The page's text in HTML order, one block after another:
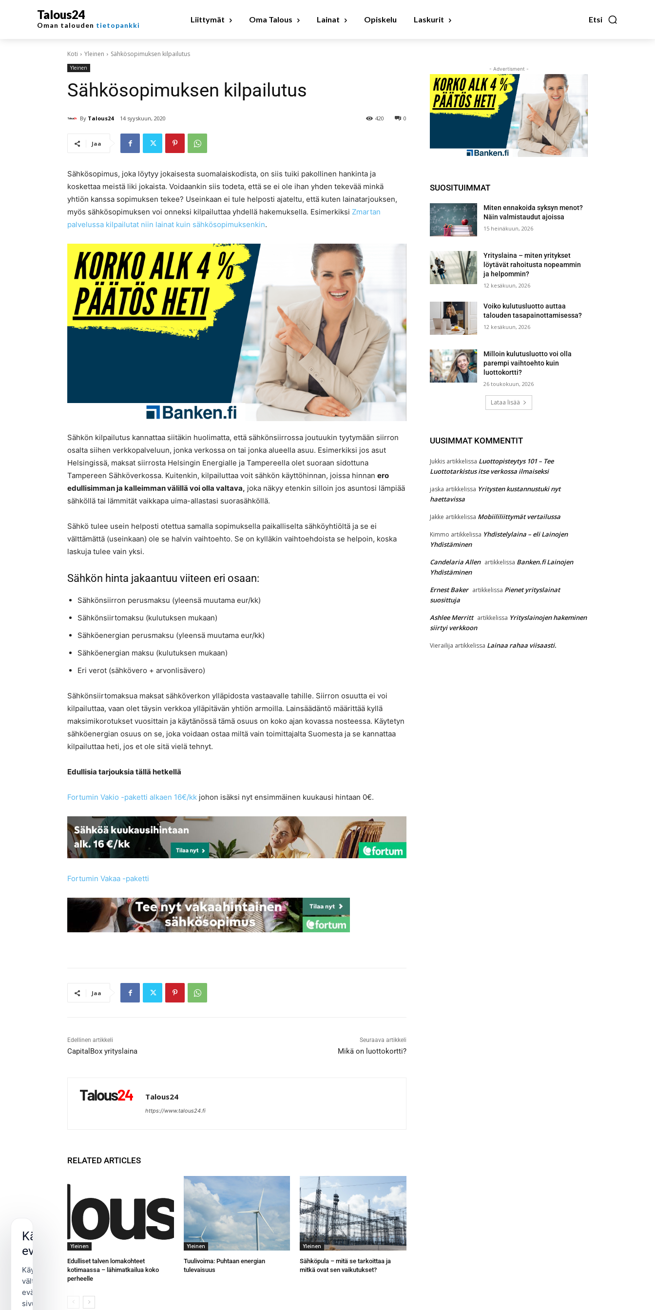
Talous24
Oman talouden tietopankki
Etsi
Liittymät Oma Talous Lainat Opiskelu Laskurit
Koti Yleinen Sähkösopimuksen kilpailutus
Yleinen
Sähkösopimuksen kilpailutus
By Talous24 14 syyskuun, 2020 0
420
Jaa
Sähkösopimus, joka löytyy jokaisesta suomalaiskodista, on siis tuiki pakollinen hankinta ja
koskettaa meistä liki jokaista. Voidaankin siis todeta, että se ei ole ihan yhden tekevää minkä
yhtiön kanssa sopimuksen tekee? Useinkaan ei tule helposti ajateltu, että kuten lainatarjouksen,
myös sähkösopimuksen voi onneksi kilpailuttaa yhdellä hakemuksella. Esimerkiksi Zmartan
palvelussa kilpailutat niin lainat kuin sähkösopimuksenkin.
Sähkön kilpailutus kannattaa siitäkin huolimatta, että sähkönsiirrossa joutuukin tyytymään siirron
osalta siihen verkkopalveluun, jonka verkossa on tai jonka alueella asuu. Esimerkiksi jos asut
Helsingissä, maksat siirrosta Helsingin Energialle ja Tampereella olet suoraan sidottuna
Tampereen Sähköverkossa. Kuitenkin, kilpailuttaa voit sähkön käyttöhinnan, joissa hinnan ero
edullisimman ja kalleimman välillä voi olla valtava, joka näkyy etenkin silloin jos asuntosi lämpiää
sähköllä tai lämmität vaikkapa uima-allastasi suorasähköllä.
Sähkö tulee usein helposti otettua samalla sopimuksella paikalliselta sähköyhtiöltä ja se ei
välttämättä (useinkaan) ole se halvin vaihtoehto. Se on kylläkin vaihtoehdoista se helpoin, koska
laskuja tulee vain yksi.
Sähkön hinta jakaantuu viiteen eri osaan:
Sähkönsiirron perusmaksu (yleensä muutama eur/kk)
Sähkönsiirtomaksu (kulutuksen mukaan)
Sähköenergian perusmaksu (yleensä muutama eur/kk)
Sähköenergian maksu (kulutuksen mukaan)
Eri verot (sähkövero + arvonlisävero)
Sähkönsiirtomaksua maksat sähköverkon ylläpidosta vastaavalle tahille. Siirron osuutta ei voi
kilpailuttaa, vaan olet täysin verkkoa ylläpitävän yhtiön armoilla. Lainsäädäntö määrittää kyllä
maksimikorotukset vuosittain ja käytänössä tämä osuus on koko ajan kovassa nosteessa. Käytetyn
sähköenergian osuus on se, joka voidaan ostaa miltä vain toimittajalta Suomesta ja se kannattaa
kilpailuttaa heti, jos et ole sitä vielä tehnyt.
Edullisia tarjouksia tällä hetkellä
Fortumin Vakio -paketti alkaen 16€/kk johon isäksi nyt ensimmäinen kuukausi hintaan 0€.
Fortumin Vakaa -paketti
Jaa
Edellinen artikkeli
CapitalBox yrityslaina
Seuraava artikkeli
Mikä on luottokortti?
Talous24
https://www.talous24.fi
RELATED ARTICLES
Yleinen
Edulliset talven lomakohteet
kotimaassa – lähimatkailua koko
perheelle
Yleinen
Tuulivoima: Puhtaan energian
tulevaisuus
Yleinen
Sähköpula – mitä se tarkoittaa ja
mitkä ovat sen vaikutukset?
- Advertisment -
SUOSITUIMMAT
Miten ennakoida syksyn menot?
Näin valmistaudut ajoissa
15 heinäkuun, 2026
Yrityslaina – miten yritykset
löytävät rahoitusta nopeammin
ja helpommin?
12 kesäkuun, 2026
Voiko kulutusluotto auttaa
talouden tasapainottamisessa?
12 kesäkuun, 2026
Milloin kulutusluotto voi olla
parempi vaihtoehto kuin
luottokortti?
26 toukokuun, 2026
Lataa lisää
UUSIMMAT KOMMENTIT
Jukkis artikkelissa Luottopisteytys 101 – Tee
Luottotarkistus itse verkossa ilmaiseksi
jaska artikkelissa Yritysten kustannustuki nyt
haettavissa
Jakke artikkelissa Mobiililiittymät vertailussa
Kimmo artikkelissa Yhdistelylaina – eli Lainojen
Yhdistäminen
Candelaria Allen artikkelissa Banken.fi Lainojen
Yhdistäminen
Ernest Baker artikkelissa Pienet yrityslainat
suosittuja
Ashlee Merritt artikkelissa Yrityslainojen hakeminen
siirtyi verkkoon
Vierailija artikkelissa Lainaa rahaa viisaasti.
Käytämme
evästeitä
Käytämme
välttämättömiä
evästeitä
sivuston